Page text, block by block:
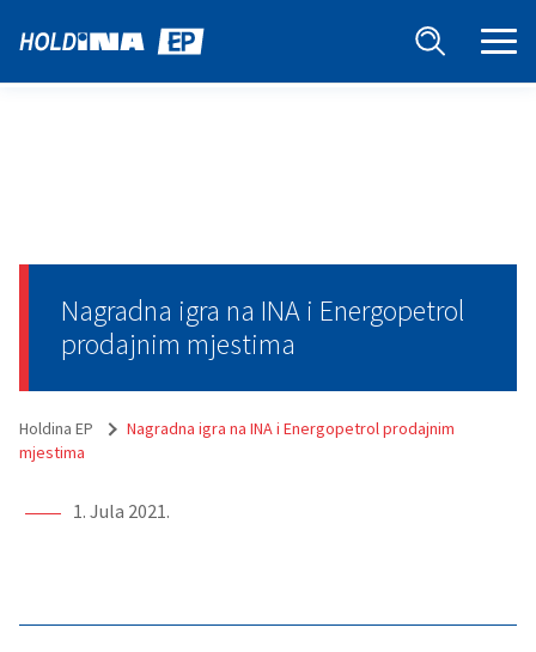
Nagradna igra na INA i Energopetrol
prodajnim mjestima
Holdina EP
Nagradna igra na INA i Energopetrol prodajnim
mjestima
1. Jula 2021.